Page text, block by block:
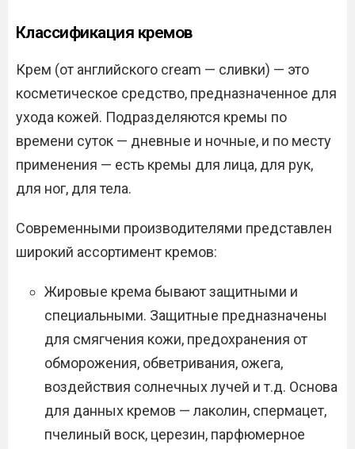
Классификация кремов
Крем (от английского cream — сливки) — это
косметическое средство, предназначенное для
ухода кожей. Подразделяются кремы по
времени суток — дневные и ночные, и по месту
применения — есть кремы для лица, для рук,
для ног, для тела.
Современными производителями представлен
широкий ассортимент кремов:
Жировые крема бывают защитными и
специальными. Защитные предназначены
для смягчения кожи, предохранения от
обморожения, обветривания, ожега,
воздействия солнечных лучей и т.д. Основа
для данных кремов — лаколин, спермацет,
пчелиный воск, церезин, парфюмерное